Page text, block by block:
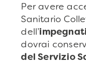
Per avere
Sanitario
dell’
dovrai
del Servizio